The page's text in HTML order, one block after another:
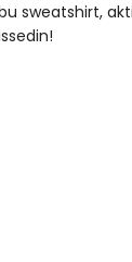
sweatshirt,